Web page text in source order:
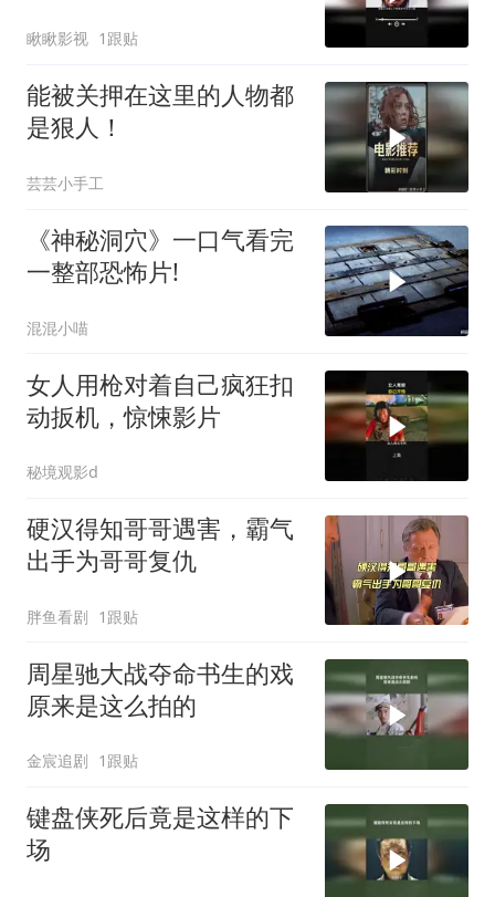
瞅瞅影视 1跟贴
能被关押在这里的人物都
是狠人！
芸芸小手工
《神秘洞穴》一口气看完
一整部恐怖片!
混混小喵
女人用枪对着自己疯狂扣
动扳机，惊悚影片
秘境观影d
硬汉得知哥哥遇害，霸气
出手为哥哥复仇
胖鱼看剧 1跟贴
周星驰大战夺命书生的戏
原来是这么拍的
金宸追剧 1跟贴
键盘侠死后竟是这样的下
场